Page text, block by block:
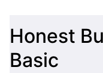
Honest
Basic